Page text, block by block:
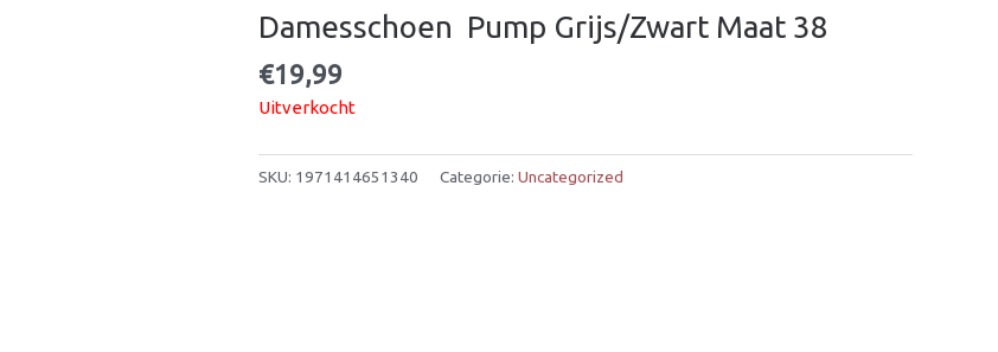
Damesschoen  Pump Grijs/Zwart Maat 38
€19,99
Uitverkocht
SKU: 1971414651340 Categorie: Uncategorized